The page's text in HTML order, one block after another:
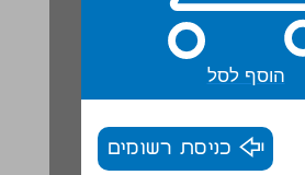
הוסף לסל
כניסת רשומים